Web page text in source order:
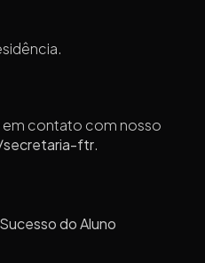
em contato com nosso
ftr.
do Aluno